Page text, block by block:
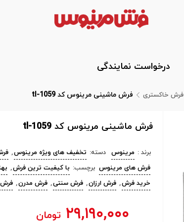
درخواست نمایندگی
فرش خاکستری فرش ماشینی مرینوس کد tl-1059
فرش ماشینی مرینوس کد tl-1059
برند : مرینوس دسته: تخفیف های ویژه مرینوس,
فرش های مرینوس برچسب: با کیفیت ترین فرش,
خرید فرش, فرش ارزان, فرش سنتی, فرش مدرن,
۲۹,۱۹۰,۰۰۰ تومان